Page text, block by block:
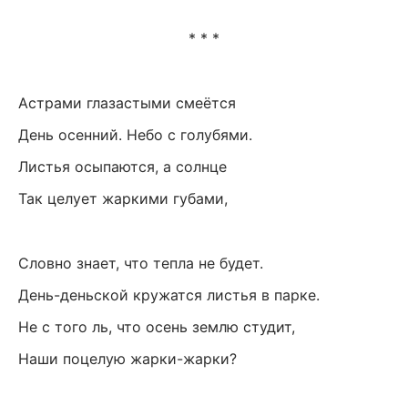
* * *
Астрами глазастыми смеётся
День осенний. Небо с голубями.
Листья осыпаются, а солнце
Так целует жаркими губами,
Словно знает, что тепла не будет.
День-деньской кружатся листья в парке.
Не с того ль, что осень землю студит,
Наши поцелую жарки-жарки?